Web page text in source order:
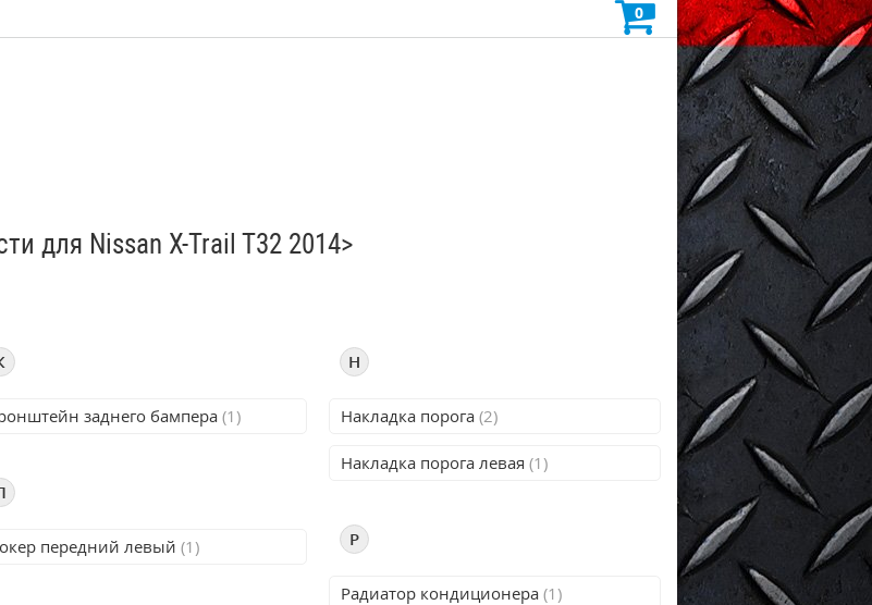
0
для Nissan X-Trail T32 2014>
заднего бампера(1)
передний левый (1)
Н
Накладка порога (2)
Накладка порога левая (1)
Р
Радиатор кондиционера (1)